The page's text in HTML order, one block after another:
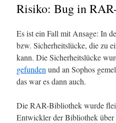
Risiko: Bug in
Es ist ein Fall mit Ansage: In
bzw. Sicherheitslücke, die zu
kann. Die Sicherheitslücke
gefunden und an Sophos
das war es dann auch.
Die RAR-Bibliothek wurde
Entwickler der Bibliothek